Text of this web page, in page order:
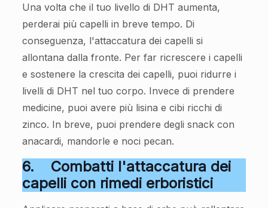
Una volta che il tuo livello di DHT aumenta,
perderai più capelli in breve tempo. Di
conseguenza, l'attaccatura dei capelli si
allontana dalla fronte. Per far ricrescere i capelli
e sostenere la crescita dei capelli, puoi ridurre i
livelli di DHT nel tuo corpo. Invece di prendere
medicine, puoi avere più lisina e cibi ricchi di
zinco. In breve, puoi prendere degli snack con
anacardi, mandorle e noci pecan.
6. Combatti l'attaccatura dei
capelli con rimedi erboristici